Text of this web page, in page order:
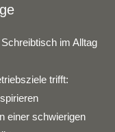
im Alltag
trifft:
einer schwierigen